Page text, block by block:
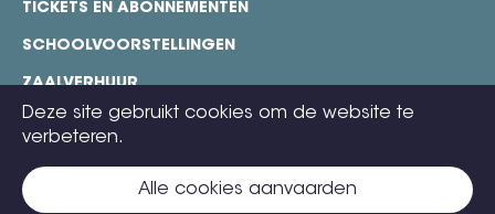
Deze site gebruikt cookies om de website te
verbeteren.
Alle cookies aanvaarden
footer
TICKETS EN ABONNEMENTEN
SCHOOLVOORSTELLINGEN
ZAALVERHUUR
TECHNISCHE FICHES
CONTACT